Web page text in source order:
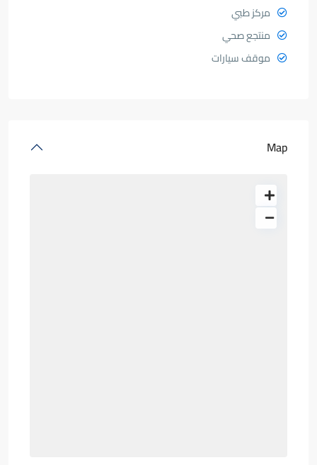
مركز طبي
منتجع صحي
موقف سيارات
Map